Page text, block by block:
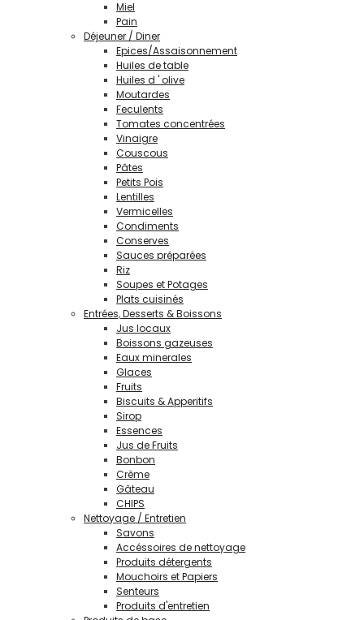
Miel
Pain
Déjeuner / Diner
Epices/Assaisonnement
Huiles de table
Huiles d ' olive
Moutardes
Feculents
Tomates concentrées
Vinaigre
Couscous
Pâtes
Petits Pois
Lentilles
Vermicelles
Condiments
Conserves
Sauces préparées
Riz
Soupes et Potages
Plats cuisinés
Entrées, Desserts & Boissons
Jus locaux
Boissons gazeuses
Eaux minerales
Glaces
Fruits
Biscuits & Apperitifs
Sirop
Essences
Jus de Fruits
Bonbon
Crème
Gâteau
CHIPS
Nettoyage / Entretien
Savons
Accéssoires de nettoyage
Produits détergents
Mouchoirs et Papiers
Senteurs
Produits d'entretien